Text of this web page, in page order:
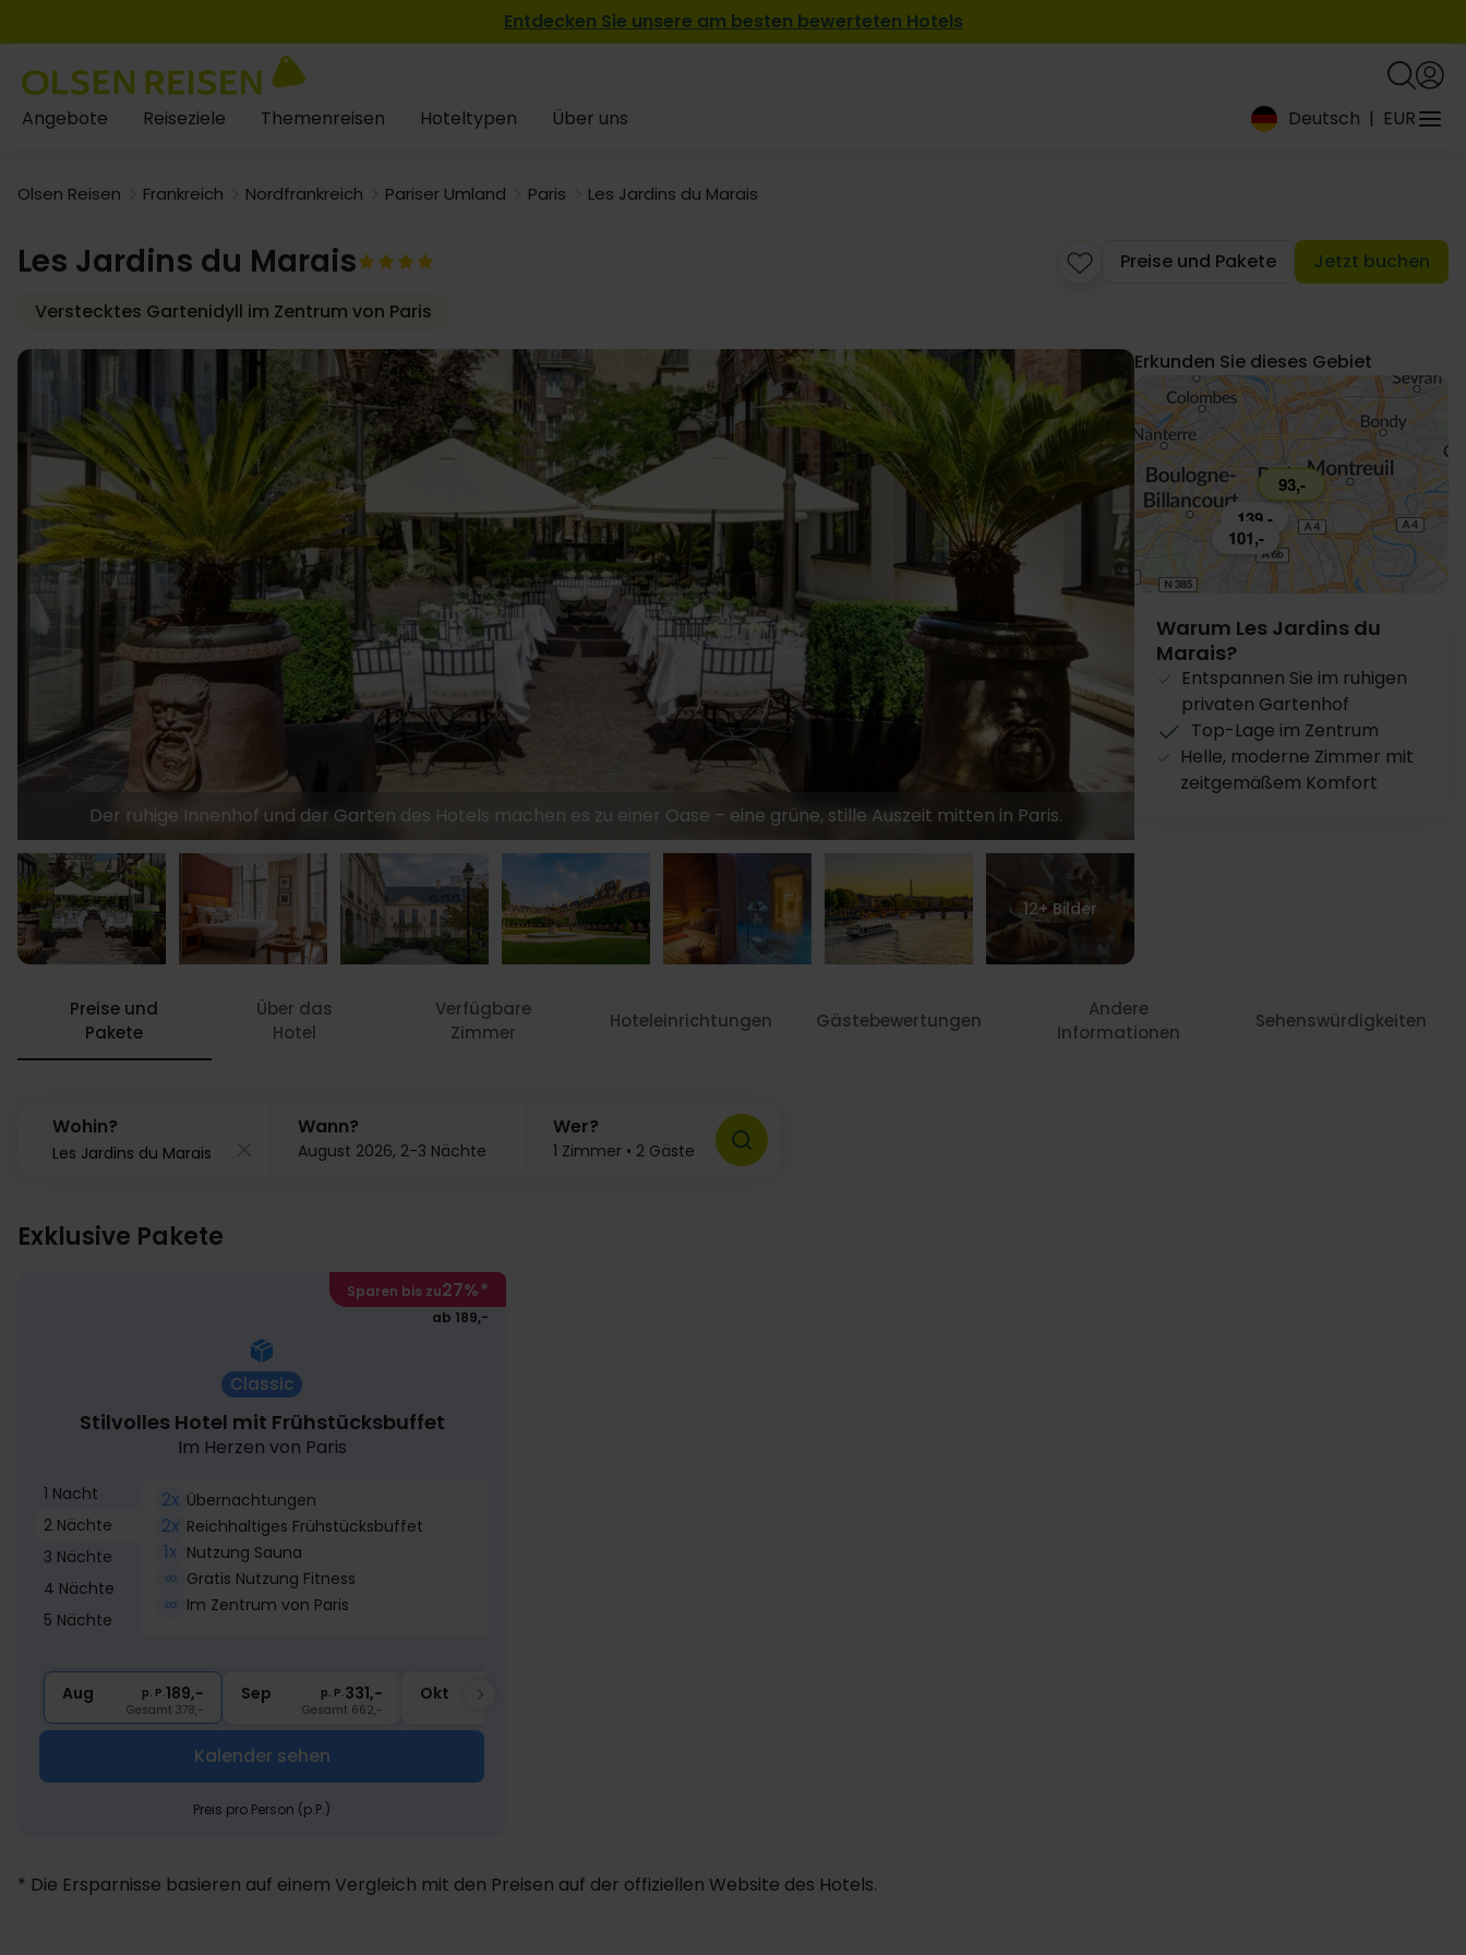
Entdecken Sie unsere am besten bewerteten Hotels
Angebote Reiseziele Themenreisen Hoteltypen Über uns Deutsch | EUR
Olsen Reisen Frankreich Nordfrankreich Pariser Umland Paris Les Jardins du Marais
Les Jardins du Marais Preise und Pakete
Jetzt buchen
Verstecktes Gartenidyll im Zentrum von Paris
Der ruhige Innenhof und der Garten des Hotels machen es zu einer Oase – eine grüne, stille Auszeit mitten in Paris.
12+Bilder
Erkunden Sie dieses Gebiet
139,-
101,-
93,-
Warum Les Jardins du
Marais?
Entspannen Sie im ruhigen
privaten Gartenhof
Top-Lage im Zentrum
Helle, moderne Zimmer mit
zeitgemäßem Komfort
Preise und
Pakete
Über das
Hotel
Verfügbare
Zimmer
Hoteleinrichtungen Gästebewertungen
Andere
Informationen
Sehenswürdigkeiten
Wohin? Wann?
August 2026, 2-3 Nächte
Wer?
1 Zimmer • 2 Gäste
Exklusive Pakete
Sparen bis zu27%*
ab 189,-
Classic
Stilvolles Hotel mit Frühstücksbuffet
Im Herzen von Paris
1 Nacht
2 Nächte
3 Nächte
4 Nächte
5 Nächte
2x Übernachtungen
2x Reichhaltiges Frühstücksbuffet
1x Nutzung Sauna
∞ Gratis Nutzung Fitness
∞ Im Zentrum von Paris
Aug p. P.189,-
Gesamt 378,-
Sep p. P.331,-
Gesamt 662,-
Okt
Kalender sehen
Preis pro Person (p.P.)
* Die Ersparnisse basieren auf einem Vergleich mit den Preisen auf der offiziellen Website des Hotels.